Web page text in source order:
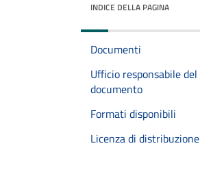
INDICE DELLA PAGINA
Documenti
Ufficio responsabile del
documento
Formati disponibili
Licenza di distribuzione